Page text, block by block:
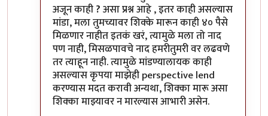
अजून काही?असा प्रश्न आहे , इतर काही असल्यास
मांडा, मला तुमच्यावर शिक्के मारून काही ४० पैसे
मिळणार नाहीत इतकं खरं, त्यामुळे मला तो नाद
पण नाही, मिसळपावचे नाद हमरीतुमरी वर लढवणे
तर त्याहून नाही. त्यामुळे मांडण्यालायक काही
असल्यास कृपया माझेही perspective lend
करण्यास मदत करावी अन्यथा, शिक्का मारू असा
शिक्का माझ्यावर न मारल्यास आभारी असेन.